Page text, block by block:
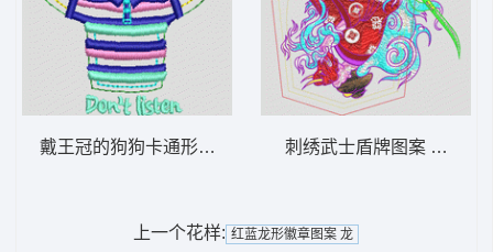
戴王冠的狗狗卡通形象 狗头 刺绣武士盾牌图案 口袋
上一个花样: 红蓝龙形徽章图案 龙